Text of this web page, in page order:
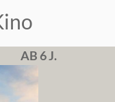
AB 6 J.